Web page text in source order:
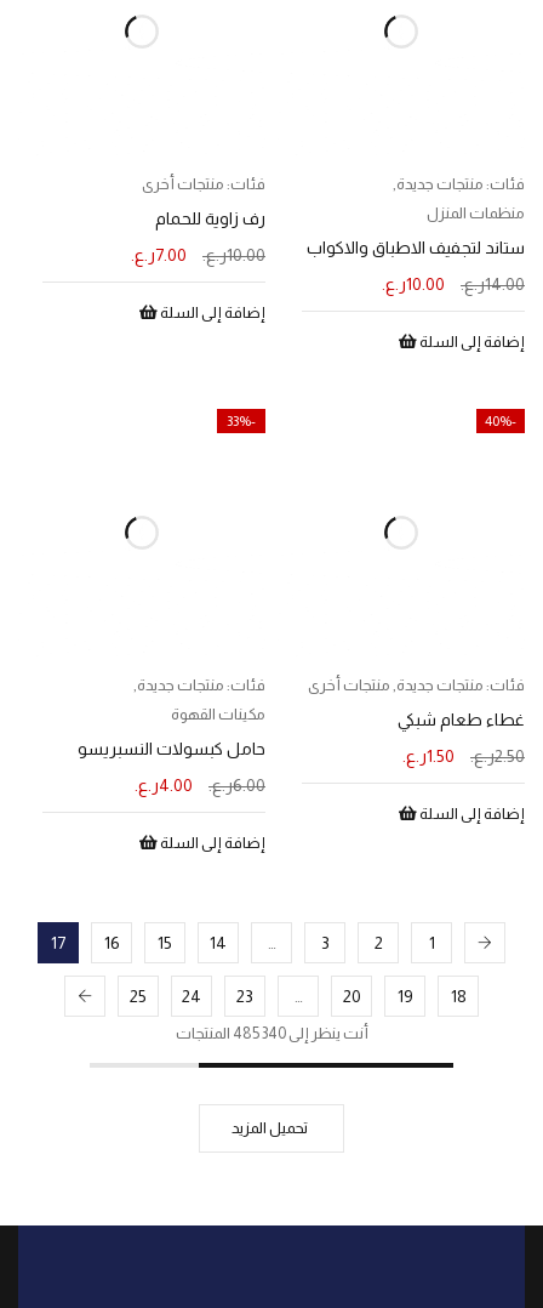
فئات: منتجات جديدة,
منظمات المنزل
ستاند لتجفيف الاطباق والاكواب
14.00ر.ع. 10.00ر.ع.
إضافة إلى السلة
فئات: منتجات أخرى
رف زاوية للحمام
10.00ر.ع. 7.00ر.ع.
إضافة إلى السلة
-40%
فئات: منتجات جديدة, منتجات أخرى
غطاء طعام شبكي
2.50ر.ع. 1.50ر.ع.
إضافة إلى السلة
-33%
فئات: منتجات جديدة,
مكينات القهوة
حامل كبسولات النسبريسو
6.00ر.ع. 4.00ر.ع.
إضافة إلى السلة
1
2
3
14
15
16
17
18
19
20
23
24
25
أنت ينظر إلى 340 485 المنتجات
تحميل المزيد